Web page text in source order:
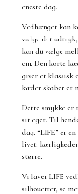
eneste dag.
Vedhænget kan
vælge det
kan du vælge
cm. Den korte
giver et klassisk
kæder skaber et
Dette smykke
sit eget. Til
dag. “LIFE” er
livet:
større.
Vi laver LIFE
silhouetter, se